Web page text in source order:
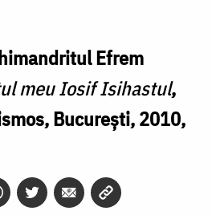
Efrem
meu Iosif Isihastul,
București, 2010,